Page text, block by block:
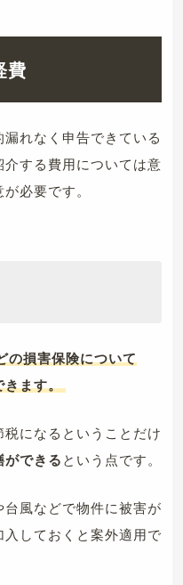
費
漏れなく申告できている
する費用については意
必要です。
の損害保険について
ます。
になるということだけ
ができる という点です。
風などで物件に被害が
しておくと案外適用で